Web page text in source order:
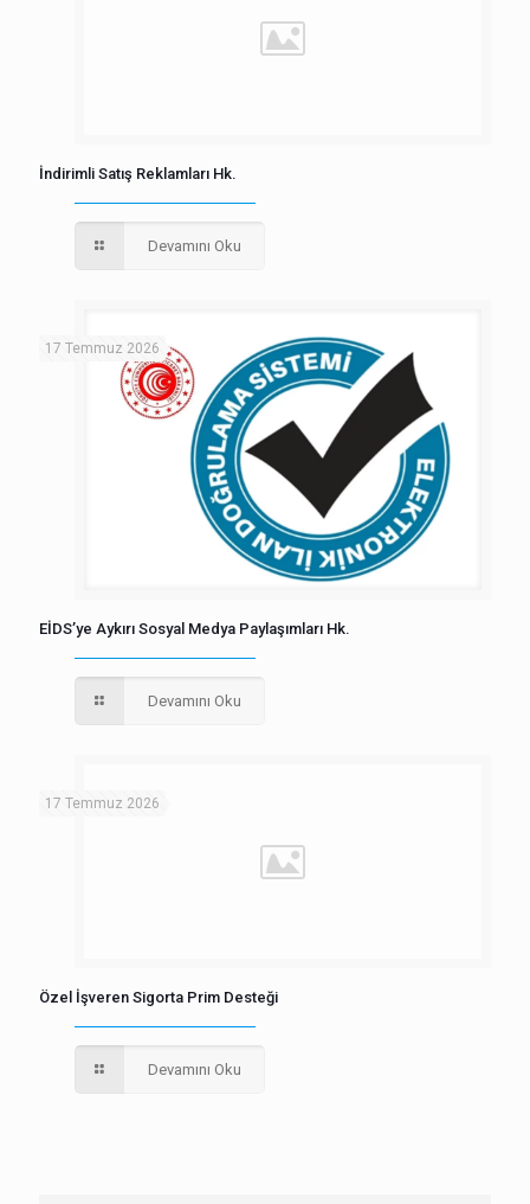
İndirimli Satış Reklamları Hk.
Devamını Oku
17 Temmuz 2026
EİDS’ye Aykırı Sosyal Medya Paylaşımları Hk.
Devamını Oku
17 Temmuz 2026
Özel İşveren Sigorta Prim Desteği
Devamını Oku